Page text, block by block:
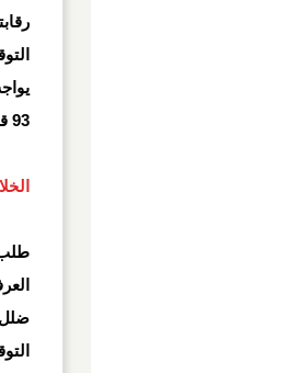
93 قضائية
ضلل